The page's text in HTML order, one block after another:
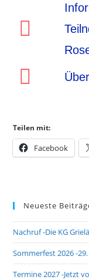
Teilen mit:
Facebook
Neueste
Nachruf -Die KG
Sommerfest 2026 -
Termine 2027 -Jetzt